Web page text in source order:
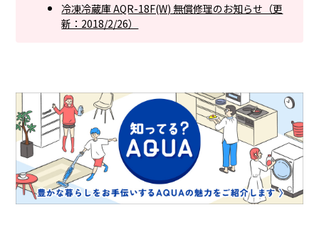
冷凍冷蔵庫 AQR-18F(W) 無償修理のお知らせ（更
新：2018/2/26）